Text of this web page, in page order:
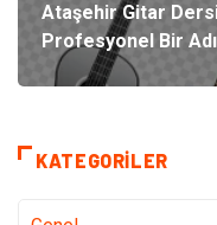
Ataşehir Gitar
Profesyonel Bir
KATEGORILER